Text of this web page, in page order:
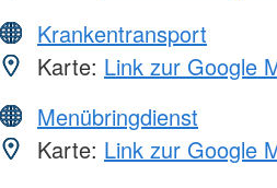
Krankentransport
Karte: Link zur Google
Menübringdienst
Karte: Link zur Google